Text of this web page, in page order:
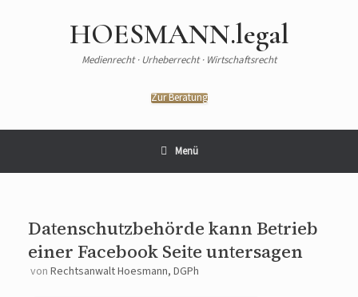
HOESMANN.legal
Medienrecht · Urheberrecht · Wirtschaftsrecht
Zur Beratung
Menü
Datenschutzbehörde kann Betrieb
einer Facebook Seite untersagen
von Rechtsanwalt Hoesmann, DGPh